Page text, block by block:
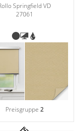
Springfield VD
27061
Preisgruppe 2